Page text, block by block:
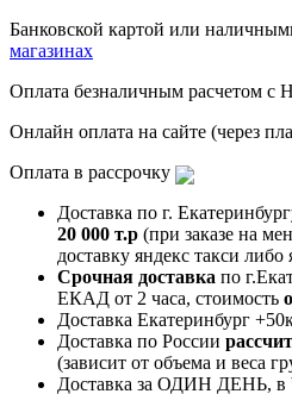
Банковской картой или
магазинах
Оплата безналичным расчетом с
Онлайн оплата на сайте (через
Оплата в рассрочку
Доставка по г.
20 000 т.р (при заказе на
доставку яндекс такси
Срочная доставка по
ЕКАД от 2 часа, стоимость
Доставка Екатеринбург
Доставка по России
(зависит от объема и веса
Доставка за ОДИН ДЕНЬ, в